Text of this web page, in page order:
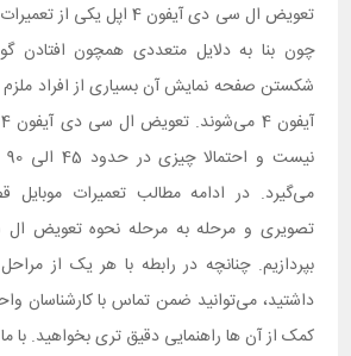
تعویض ال سی دی آیفون 4 اپل
چون بنا به دلایل متعددی همچون افتادن
شکستن صفحه نمایش آن بسیاری از افراد
می‌گیرد. در ادامه مطالب تعمیرات
بپردازیم. چنانچه در رابطه با هر یک از
داشتید، می‌توانید ضمن تماس با کارشناسان
کمک از آن ها راهنمایی دقیق تری بخواهید. با